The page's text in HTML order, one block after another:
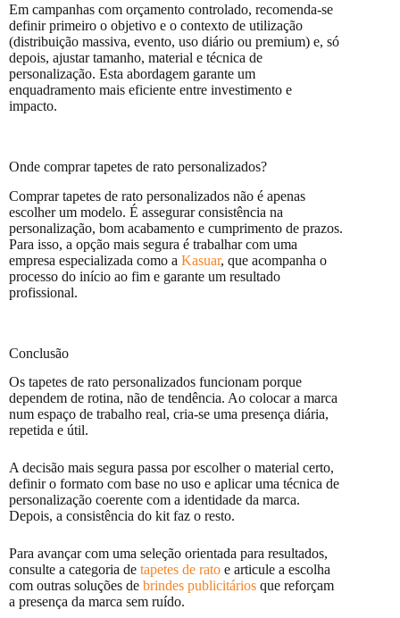
Em campanhas com orçamento controlado, recomenda-se
definir primeiro o objetivo e o contexto de utilização
(distribuição massiva, evento, uso diário ou premium) e, só
depois, ajustar tamanho, material e técnica de
personalização. Esta abordagem garante um
enquadramento mais eficiente entre investimento e
impacto.
Onde comprar tapetes de rato personalizados?
Comprar tapetes de rato personalizados não é apenas
escolher um modelo. É assegurar consistência na
personalização, bom acabamento e cumprimento de prazos.
Para isso, a opção mais segura é trabalhar com uma
empresa especializada como a Kasuar, que acompanha o
processo do início ao fim e garante um resultado
profissional.
Conclusão
Os tapetes de rato personalizados funcionam porque
dependem de rotina, não de tendência. Ao colocar a marca
num espaço de trabalho real, cria-se uma presença diária,
repetida e útil.
A decisão mais segura passa por escolher o material certo,
definir o formato com base no uso e aplicar uma técnica de
personalização coerente com a identidade da marca.
Depois, a consistência do kit faz o resto.
Para avançar com uma seleção orientada para resultados,
consulte a categoria de tapetes de rato e articule a escolha
com outras soluções de brindes publicitários que reforçam
a presença da marca sem ruído.